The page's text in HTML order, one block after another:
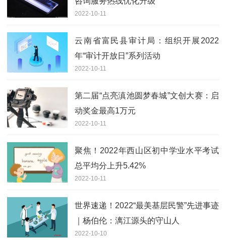
2022-10-11
云南省富民县审计局：组织开展2022
年“审计开放日”系列活动
2022-10-11
第二届“点亮滇池圆梦春城”文创大赛：启
动奖金最高1万元
2022-10-11
聚焦！2022年西山区初中学业水平考试
总平均分上升5.42%
2022-10-11
世界速递！2022“最美基层民警”先进事迹
｜杨伯伦：漓江源头的守山人
2022-10-10